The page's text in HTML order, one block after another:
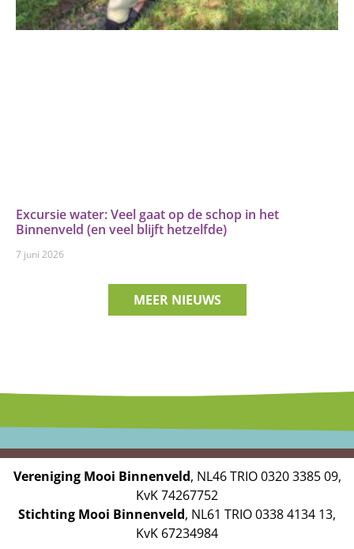
Excursie water: Veel gaat op de schop in het
Binnenveld (en veel blijft hetzelfde)
7 juni 2026
MEER NIEUWS
Vereniging Mooi Binnenveld, NL46 TRIO 0320 3385 09,
KvK 74267752
Stichting Mooi Binnenveld, NL61 TRIO 0338 4134 13,
KvK 67234984